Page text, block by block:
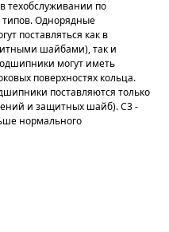
техобслуживании по
Однорядные
поставляться как в
шайбами), так и
могут иметь
поверхностях кольца.
поставляются только
и защитных шайб). C3 -
нормального